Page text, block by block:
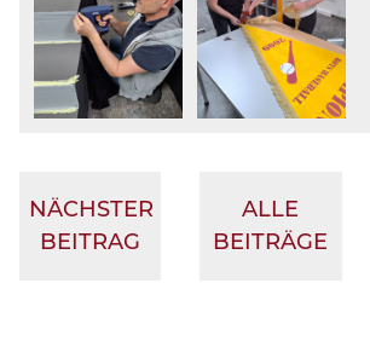
NÄCHSTER
BEITRAG
ALLE
BEITRÄGE